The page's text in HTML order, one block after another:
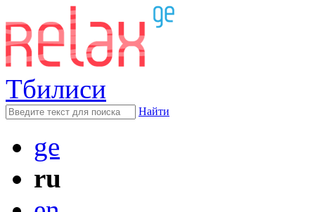
Тбилиси
Найти
ge
ru